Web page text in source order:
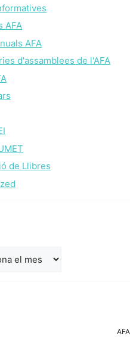
AFA
AFA
d'assamblees de l'AFA
de Llibres